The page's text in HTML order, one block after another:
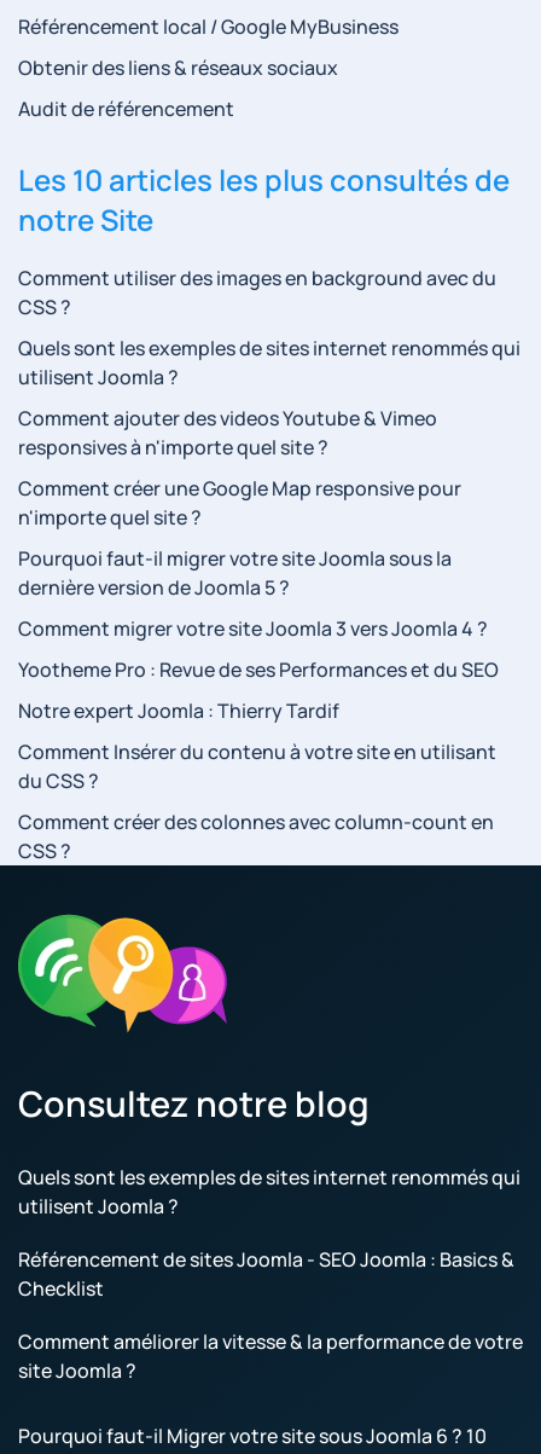
Référencement local / Google MyBusiness
Obtenir des liens & réseaux sociaux
Audit de référencement
Les 10 articles les plus consultés de
notre Site
Comment utiliser des images en background avec du
CSS ?
Quels sont les exemples de sites internet renommés qui
utilisent Joomla ?
Comment ajouter des videos Youtube & Vimeo
responsives à n'importe quel site ?
Comment créer une Google Map responsive pour
n'importe quel site ?
Pourquoi faut-il migrer votre site Joomla sous la
dernière version de Joomla 5 ?
Comment migrer votre site Joomla 3 vers Joomla 4 ?
Yootheme Pro : Revue de ses Performances et du SEO
Notre expert Joomla : Thierry Tardif
Comment Insérer du contenu à votre site en utilisant
du CSS ?
Comment créer des colonnes avec column-count en
CSS ?
Consultez notre blog
Quels sont les exemples de sites internet renommés qui
utilisent Joomla ?
Référencement de sites Joomla - SEO Joomla : Basics &
Checklist
Comment améliorer la vitesse & la performance de votre
site Joomla ?
Pourquoi faut-il Migrer votre site sous Joomla 6 ? 10